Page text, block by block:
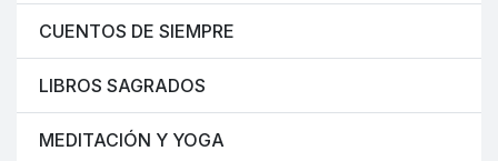
CUENTOS DE SIEMPRE
LIBROS SAGRADOS
MEDITACIÓN Y YOGA